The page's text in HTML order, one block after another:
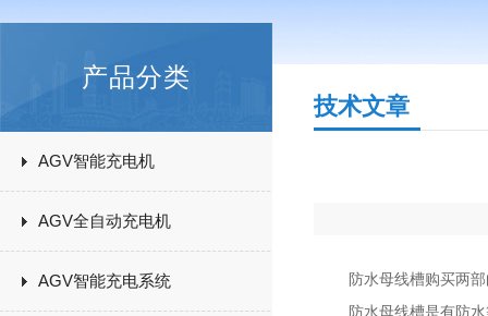
产品分类
AGV智能充电机
AGV全自动充电机
AGV智能充电系统
技术文章
防水母线槽购买两部
防水母线槽是有防水等